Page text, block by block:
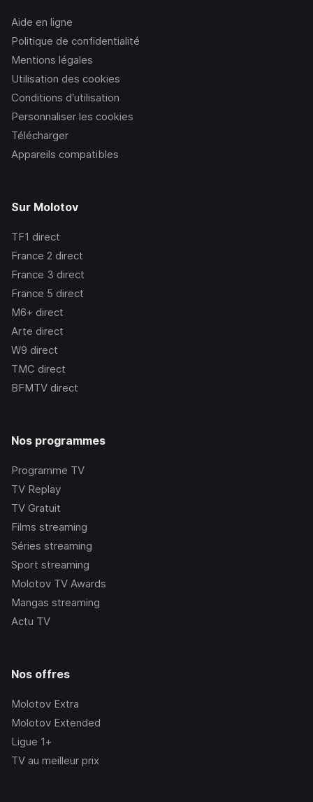
Aide en ligne
Politique de confidentialité
Mentions légales
Utilisation des cookies
Conditions d’utilisation
Personnaliser les cookies
Télécharger
Appareils compatibles
Sur Molotov
TF1 direct
France 2 direct
France 3 direct
France 5 direct
M6+ direct
Arte direct
W9 direct
TMC direct
BFMTV direct
Nos programmes
Programme TV
TV Replay
TV Gratuit
Films streaming
Séries streaming
Sport streaming
Molotov TV Awards
Mangas streaming
Actu TV
Nos offres
Molotov Extra
Molotov Extended
Ligue 1+
TV au meilleur prix